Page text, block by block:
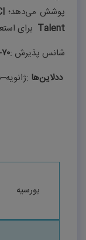
پوشش می‌دهد؛
Talent برای
شانس پذیرش :۷۰
ددلاین‌ها :
بورسیه